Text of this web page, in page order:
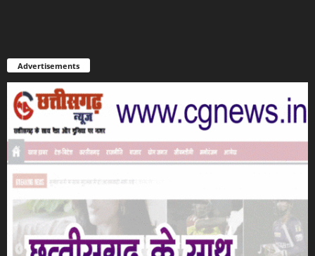
Advertisements